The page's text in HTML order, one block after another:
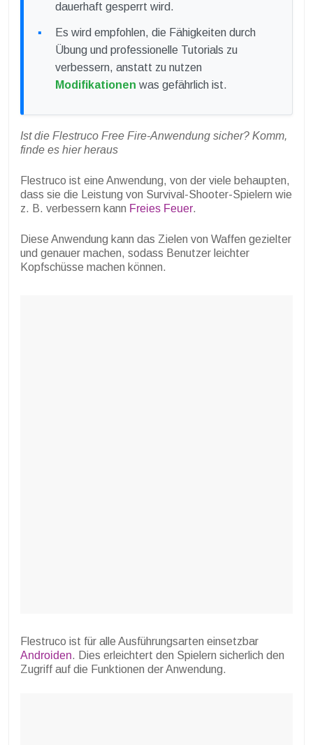
dauerhaft gesperrt wird.
Es wird empfohlen, die Fähigkeiten durch
Übung und professionelle Tutorials zu
verbessern, anstatt zu nutzen
Modifikationen was gefährlich ist.
Ist die Flestruco Free Fire-Anwendung sicher? Komm,
finde es hier heraus
Flestruco ist eine Anwendung, von der viele behaupten,
dass sie die Leistung von Survival-Shooter-Spielern wie
z. B. verbessern kann Freies Feuer.
Diese Anwendung kann das Zielen von Waffen gezielter
und genauer machen, sodass Benutzer leichter
Kopfschüsse machen können.
Flestruco ist für alle Ausführungsarten einsetzbar
Androiden. Dies erleichtert den Spielern sicherlich den
Zugriff auf die Funktionen der Anwendung.